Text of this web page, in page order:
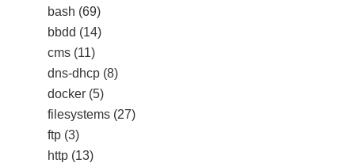
bash (69)
bbdd (14)
cms (11)
dns-dhcp (8)
docker (5)
filesystems (27)
ftp (3)
http (13)